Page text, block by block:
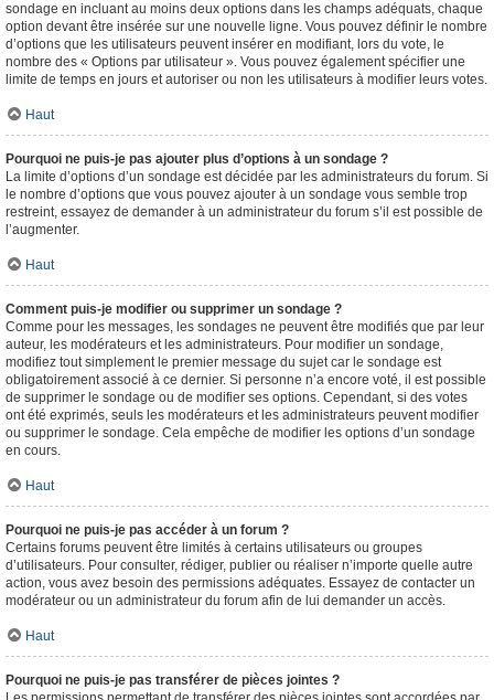
sondage en incluant au moins deux options dans les champs adéquats, chaque
option devant être insérée sur une nouvelle ligne. Vous pouvez définir le nombre
d’options que les utilisateurs peuvent insérer en modifiant, lors du vote, le
nombre des « Options par utilisateur ». Vous pouvez également spécifier une
limite de temps en jours et autoriser ou non les utilisateurs à modifier leurs votes.
Haut
Pourquoi ne puis-je pas ajouter plus d’options à un sondage ?
La limite d’options d’un sondage est décidée par les administrateurs du forum. Si
le nombre d’options que vous pouvez ajouter à un sondage vous semble trop
restreint, essayez de demander à un administrateur du forum s’il est possible de
l’augmenter.
Haut
Comment puis-je modifier ou supprimer un sondage ?
Comme pour les messages, les sondages ne peuvent être modifiés que par leur
auteur, les modérateurs et les administrateurs. Pour modifier un sondage,
modifiez tout simplement le premier message du sujet car le sondage est
obligatoirement associé à ce dernier. Si personne n’a encore voté, il est possible
de supprimer le sondage ou de modifier ses options. Cependant, si des votes
ont été exprimés, seuls les modérateurs et les administrateurs peuvent modifier
ou supprimer le sondage. Cela empêche de modifier les options d’un sondage
en cours.
Haut
Pourquoi ne puis-je pas accéder à un forum ?
Certains forums peuvent être limités à certains utilisateurs ou groupes
d’utilisateurs. Pour consulter, rédiger, publier ou réaliser n’importe quelle autre
action, vous avez besoin des permissions adéquates. Essayez de contacter un
modérateur ou un administrateur du forum afin de lui demander un accès.
Haut
Pourquoi ne puis-je pas transférer de pièces jointes ?